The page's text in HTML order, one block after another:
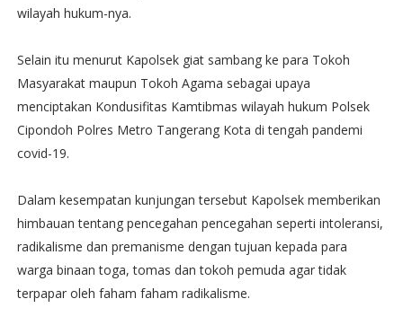
wilayah hukum-nya.
Selain itu menurut Kapolsek giat sambang ke para Tokoh
Masyarakat maupun Tokoh Agama sebagai upaya
menciptakan Kondusifitas Kamtibmas wilayah hukum Polsek
Cipondoh Polres Metro Tangerang Kota di tengah pandemi
covid-19.
Dalam kesempatan kunjungan tersebut Kapolsek memberikan
himbauan tentang pencegahan pencegahan seperti intoleransi,
radikalisme dan premanisme dengan tujuan kepada para
warga binaan toga, tomas dan tokoh pemuda agar tidak
terpapar oleh faham faham radikalisme.